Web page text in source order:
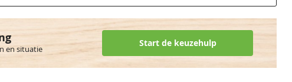
en situatie
Start de keuzehulp